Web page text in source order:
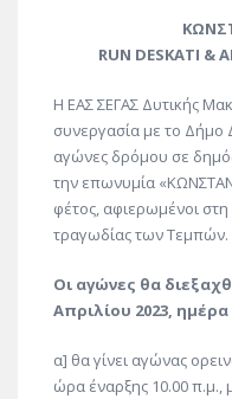
RUN DESKATI
Η ΕΑΣ ΣΕΓΑΣ Δυτικής
συνεργασία με το Δήμο
αγώνες δρόμου σε
την επωνυμία
φέτος, αφιερωμένοι
τραγωδίας των Τεμπών.
Οι αγώνες θα
Απριλίου 2023,
α] θα γίνει αγώνας
ώρα έναρξης 10.00 π.μ.,